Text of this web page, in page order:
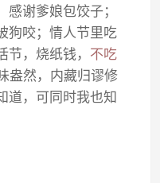
谢爹娘包饺子；
狗咬；情人节里吃
，烧纸钱， 不吃
盎然，内藏归谬修
道，可同时我也知